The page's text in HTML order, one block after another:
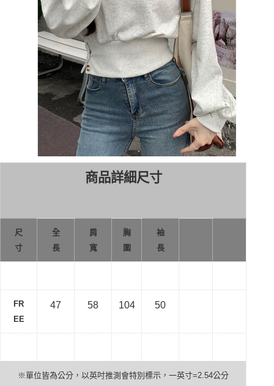
商品詳細尺寸
尺
寸
全
長
肩
寬
胸
圍
袖
長
FR
EE
47 58 104 50
※單位皆為公分，以英吋推測會特別標示，一英寸=2.54公分